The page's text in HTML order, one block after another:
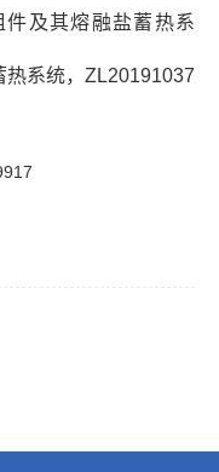
及其熔融盐蓄热系
系统，ZL20191037